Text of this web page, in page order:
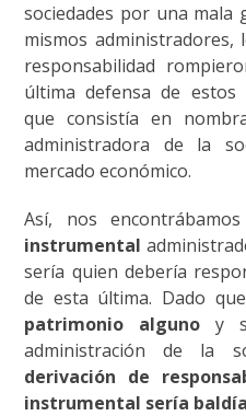
sociedades por una mala
mismos
responsabilidad
última defensa de estos
que consistía en
administradora de la
mercado económico.
Así, nos
instrumental
sería quien debería
de esta última. Dado
patrimonio alguno y
administración de la
derivación de
instrumental sería